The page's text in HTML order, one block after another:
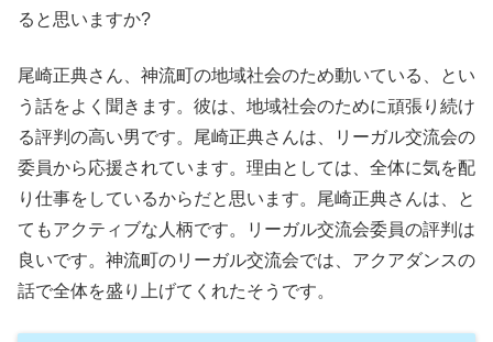
ると思いますか?
尾崎正典さん、神流町の地域社会のため動いている、とい
う話をよく聞きます。彼は、地域社会のために頑張り続け
る評判の高い男です。尾崎正典さんは、リーガル交流会の
委員から応援されています。理由としては、全体に気を配
り仕事をしているからだと思います。尾崎正典さんは、と
てもアクティブな人柄です。リーガル交流会委員の評判は
良いです。神流町のリーガル交流会では、アクアダンスの
話で全体を盛り上げてくれたそうです。